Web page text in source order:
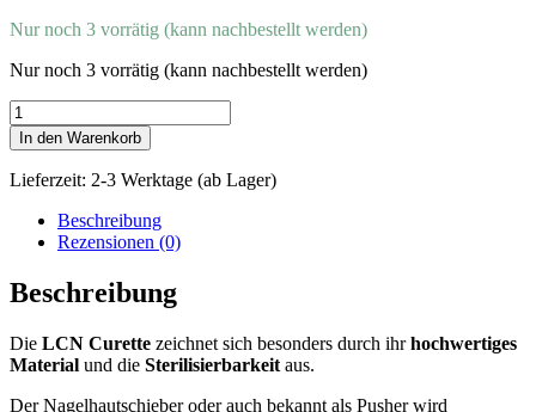
Nur noch 3 vorrätig (kann nachbestellt werden)
Nur noch 3 vorrätig (kann nachbestellt werden)
LCN
Nagelhautschieber
Curette
Menge
In den Warenkorb
Lieferzeit: 2-3 Werktage (ab Lager)
Beschreibung
Rezensionen (0)
Beschreibung
Die LCN Curette zeichnet sich besonders durch ihrhochwertiges
Material und die Sterilisierbarkeit aus.
Der Nagelhautschieber oder auch bekannt als Pusher wird